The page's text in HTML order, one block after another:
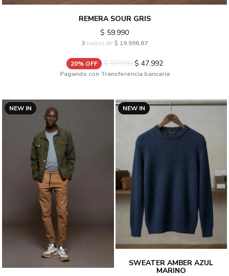
REMERA SOUR GRIS
$ 59.990
3cuotas de $ 19.996,67
20% OFF $ 59.990$ 47.992
Pagando con Transferencia bancaria
NEW IN NEW IN
SWEATER AMBER AZUL
MARINO